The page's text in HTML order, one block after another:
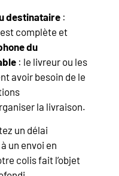
destinataire :
est complète et
du
: le livreur ou les
avoir besoin de le
la livraison.
un délai
un envoi en
colis fait l’objet